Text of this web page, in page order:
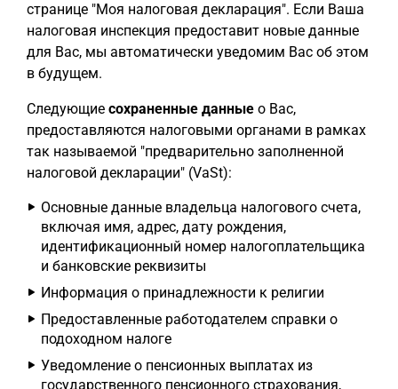
странице "Моя налоговая декларация". Если Ваша
налоговая инспекция предоставит новые данные
для Вас, мы автоматически уведомим Вас об этом
в будущем.
Следующие сохраненные данные о Вас,
предоставляются налоговыми органами в рамках
так называемой "предварительно заполненной
налоговой декларации" (VaSt):
Основные данные владельца налогового счета,
включая имя, адрес, дату рождения,
идентификационный номер налогоплательщика
и банковские реквизиты
Информация о принадлежности к религии
Предоставленные работодателем справки о
подоходном налоге
Уведомление о пенсионных выплатах из
государственного пенсионного страхования,